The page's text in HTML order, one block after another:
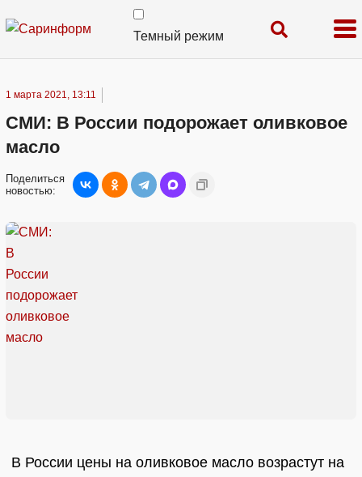
Темный режим
1 марта 2021, 13:11
СМИ: В России подорожает оливковое
масло
Поделиться
новостью:
В России цены на оливковое масло возрастут на